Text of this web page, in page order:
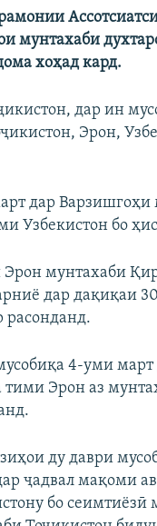
мунтахаби
хоҳад кард.
дар ин
Эрон,
дар
Узбекистон бо
мунтахаби
дар дақиқаи
расонданд.
4-уми март
Эрон аз
ду даври
ҷадвал мақоми
бо сеимтиёзӣ